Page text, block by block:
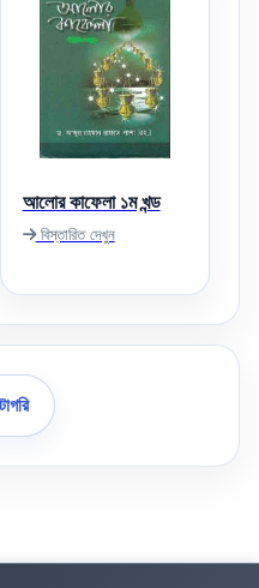
আলোর কাফেলা ১ম খন্ড
বিস্তারিত দেখুন